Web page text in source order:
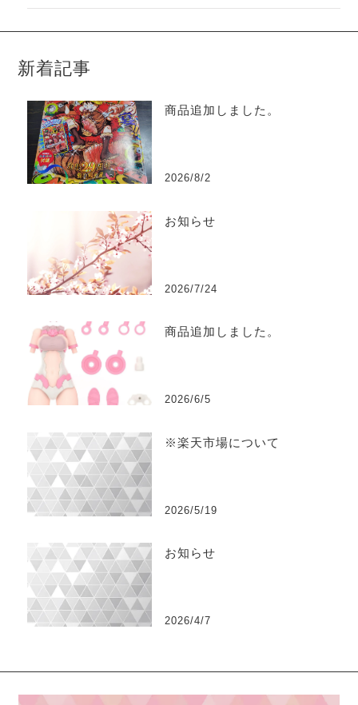
新着記事
商品追加しました。
2026/8/2
お知らせ
2026/7/24
商品追加しました。
2026/6/5
※楽天市場について
2026/5/19
お知らせ
2026/4/7